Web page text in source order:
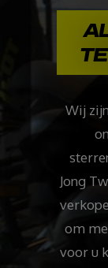
Wij
Jong
om
voor u